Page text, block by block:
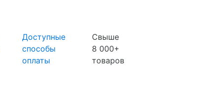
Доступные
способы
оплаты
Свыше
8 000+
товаров